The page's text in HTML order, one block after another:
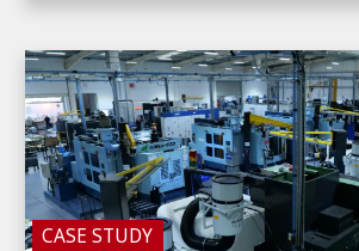
CASE STUDY